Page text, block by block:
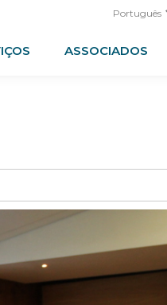
Português
ASSOCIADOS